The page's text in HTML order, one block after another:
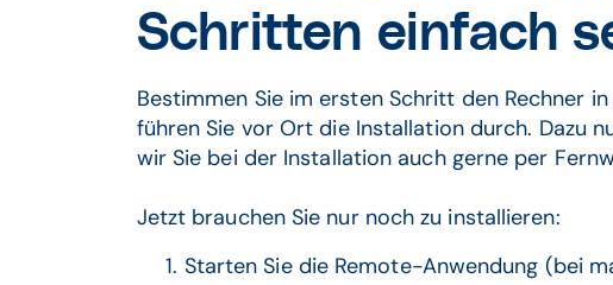
Schritten einfach
Bestimmen Sie im ersten Schritt den Rechner
führen Sie vor Ort die Installation durch. Dazu
wir Sie bei der Installation auch gerne per
Jetzt brauchen Sie nur noch zu installieren:
Starten Sie die Remote-Anwendung (bei